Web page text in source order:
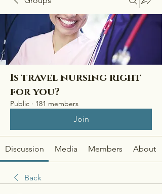
Is travel nursing right
for you?
Public · 181 members
Join
Discussion Media Members About
Back